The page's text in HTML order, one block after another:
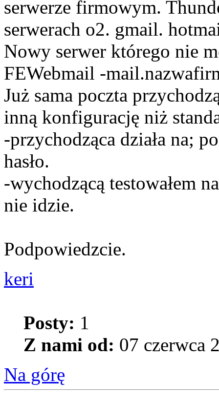
serwerze firmowym.
serwerach o2. gmail.
Nowy serwer którego nie
FEWebmail -
Już sama poczta
inną konfigurację niż
-przychodząca działa na;
hasło.
-wychodzącą testowałem
nie idzie.
Podpowiedzcie.
keri
Posty: 1
Z nami od: 07 czerwca
Na górę